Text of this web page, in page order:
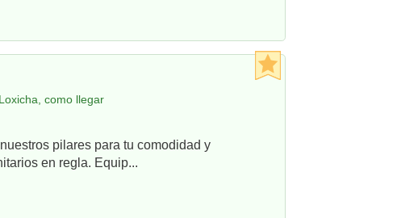
como llegar
pilares para tu comodidad y
en regla. Equip...